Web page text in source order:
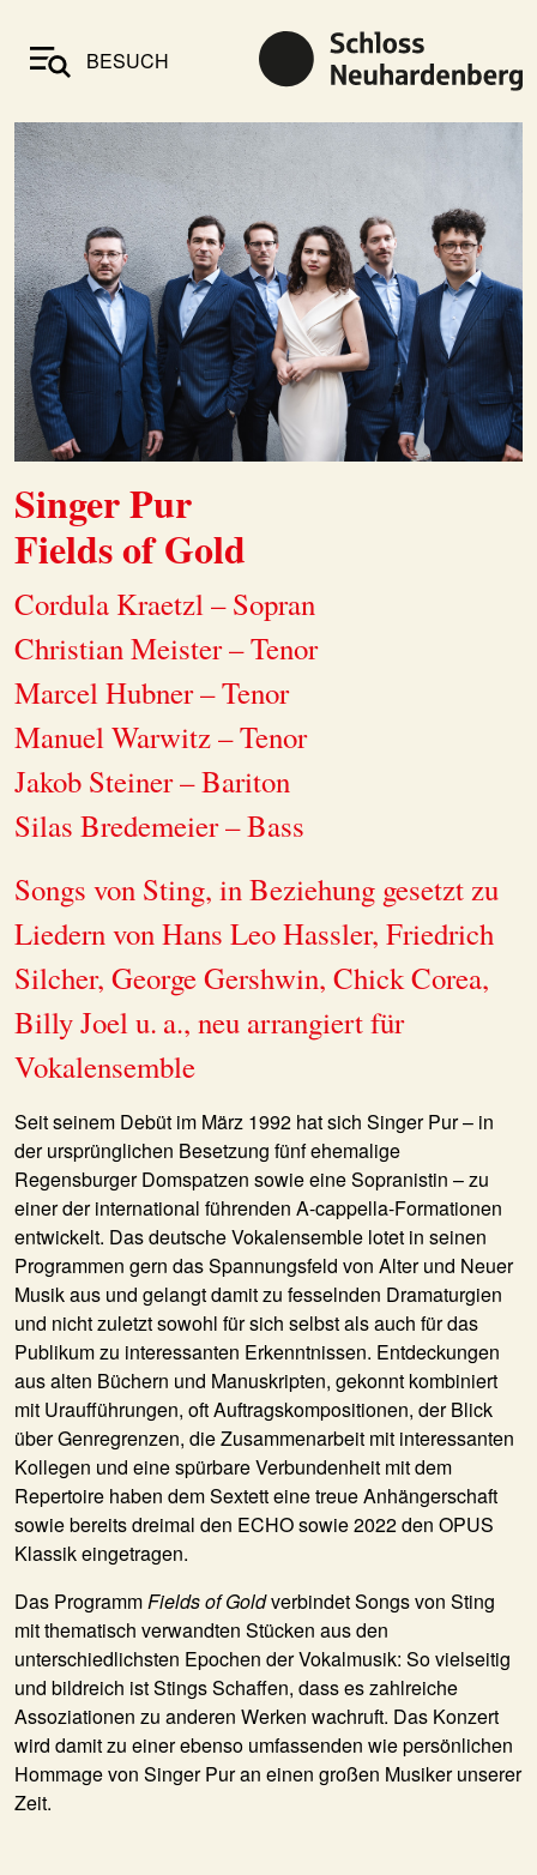
BESUCH
Singer Pur
Fields of Gold
Cordula Kraetzl – Sopran
Christian Meister – Tenor
Marcel Hubner – Tenor
Manuel Warwitz – Tenor
Jakob Steiner – Bariton
Silas Bredemeier – Bass
Songs von Sting, in Beziehung gesetzt zu
Liedern von Hans Leo Hassler, Friedrich
Silcher, George Gershwin, Chick Corea,
Billy Joel u. a., neu arrangiert für
Vokalensemble
Seit seinem Debüt im März 1992 hat sich Singer Pur – in
der ursprünglichen Besetzung fünf ehemalige
Regensburger Domspatzen sowie eine Sopranistin – zu
einer der international führenden A-cappella-Formationen
entwickelt. Das deutsche Vokalensemble lotet in seinen
Programmen gern das Spannungsfeld von Alter und Neuer
Musik aus und gelangt damit zu fesselnden Dramaturgien
und nicht zuletzt sowohl für sich selbst als auch für das
Publikum zu interessanten Erkenntnissen. Entdeckungen
aus alten Büchern und Manuskripten, gekonnt kombiniert
mit Uraufführungen, oft Auftragskompositionen, der Blick
über Genregrenzen, die Zusammenarbeit mit interessanten
Kollegen und eine spürbare Verbundenheit mit dem
Repertoire haben dem Sextett eine treue Anhängerschaft
sowie bereits dreimal den ECHO sowie 2022 den OPUS
Klassik eingetragen.
Das ProgrammFields of Goldverbindet Songs von Sting
mit thematisch verwandten Stücken aus den
unterschiedlichsten Epochen der Vokalmusik: So vielseitig
und bildreich ist Stings Schaffen, dass es zahlreiche
Assoziationen zu anderen Werken wachruft. Das Konzert
wird damit zu einer ebenso umfassenden wie persönlichen
Hommage von Singer Pur an einen großen Musiker unserer
Zeit.